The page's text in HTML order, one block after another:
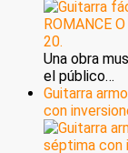
Una obra
el público…
Guitarra
con